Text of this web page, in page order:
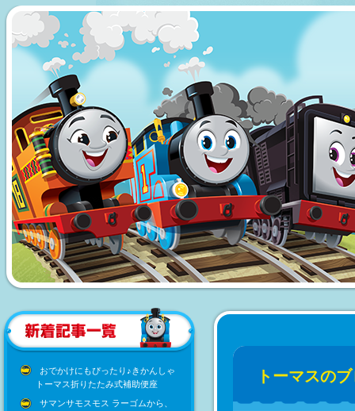
おでかけにもぴったり♪きかんしゃ
トーマス折りたたみ式補助便座
サマンサモスモス ラーゴムから、
トーマスの